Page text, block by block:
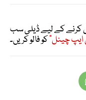
کرنے کے لیے ڈیلی سب
ایپ چینل"کو فالو کریں۔